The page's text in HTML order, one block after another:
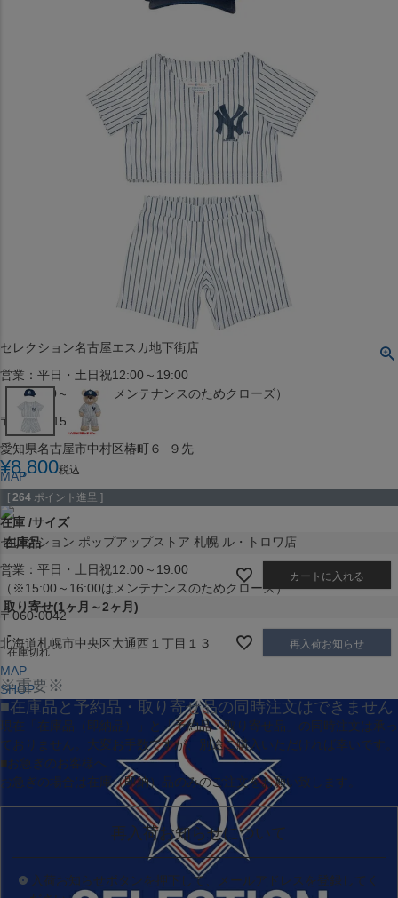
大阪府大阪市中央区西心斎橋1丁目6番14号
営業：土・日・祝日のみ 12:00-18:00
東京都千代田区神田三崎町２丁目２２−１ 1F
セレクション名古屋エスカ地下街店
営業：平日・土日祝12:00～19:00
（※15:00～16:00はメンテナンスのためクローズ）
〒453-0015
愛知県名古屋市中村区椿町６−９先
MAP
SHOP
セレクション ポップアップストア 札幌 ル・トロワ店
営業：平日・土日祝12:00～19:00
（※15:00～16:00はメンテナンスのためクローズ）
〒060-0042
北海道札幌市中央区大通西１丁目１３
MAP
SHOP
¥8,800税込
[ 264 ポイント進呈 ]
在庫 サイズ
在庫品
- カートに入れる
取り寄せ(1ヶ月～2ヶ月)
-
在庫切れ
再入荷お知らせ
※重要※
■在庫品と予約品・取り寄せ品の同時注文はできません
現在 「在庫品（即納品）」 と 「予約品・取り寄せ品」 の同時注文は承っ
ておりません。大変お手数ですが、別途ご購入いただければ幸いです。
■お急ぎのお客様へ
お急ぎの場合は 在庫（即納）品のみのご注文をお願い致します。
再入荷お知らせについて
入荷お知らせボタンを押下して、メールアドレスを登録してく